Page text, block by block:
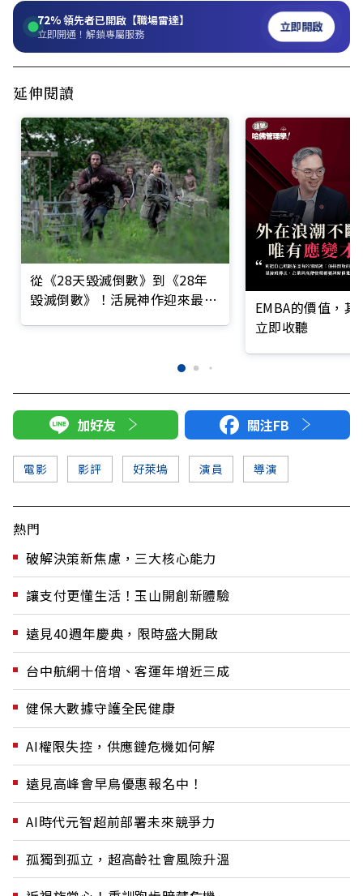
72%領先者已開啟【職場雷達】
立即開通！解鎖專屬服務 立即開啟
延伸閱讀
從《28天毀滅倒數》到《28年
毀滅倒數》！活屍神作迎來最黑
EMBA的價值，
立即收聽
加好友 關注FB
電影 影評 好萊塢 演員 導演
熱門
破解決策新焦慮，三大核心能力
讓支付更懂生活！玉山開創新體驗
遠見40週年慶典，限時盛大開啟
台中航網十倍增、客運年增近三成
健保大數據守護全民健康
AI權限失控，供應鏈危機如何解
遠見高峰會早鳥優惠報名中！
AI時代元智超前部署未來競爭力
孤獨到孤立，超高齡社會風險升溫